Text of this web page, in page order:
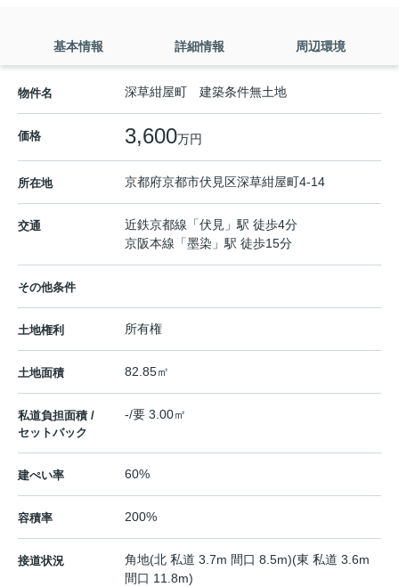
基本情報 詳細情報 周辺環境
物件名 深草紺屋町 建築条件無土地
価格 3,600万円
所在地 京都府京都市伏見区深草紺屋町4-14
交通 近鉄京都線 「伏見 」駅 徒歩4分
京阪本線 「墨染 」駅 徒歩15分
その他条件
土地権利 所有権
土地面積 82.85㎡
私道負担面積 /
セットバック
-/要 3.00㎡
建ぺい率 60%
容積率 200%
接道状況
角地(北 私道 3.7m 間口 8.5m)(東 私道 3.6m
間口 11.8m)